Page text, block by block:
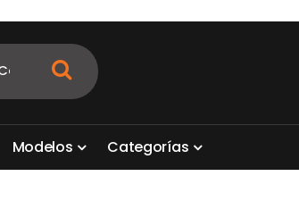
Modelos Categorías